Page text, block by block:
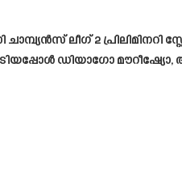
ലീഗ് 2 പ്രിലിമിനറി
ഡിയാഗോ